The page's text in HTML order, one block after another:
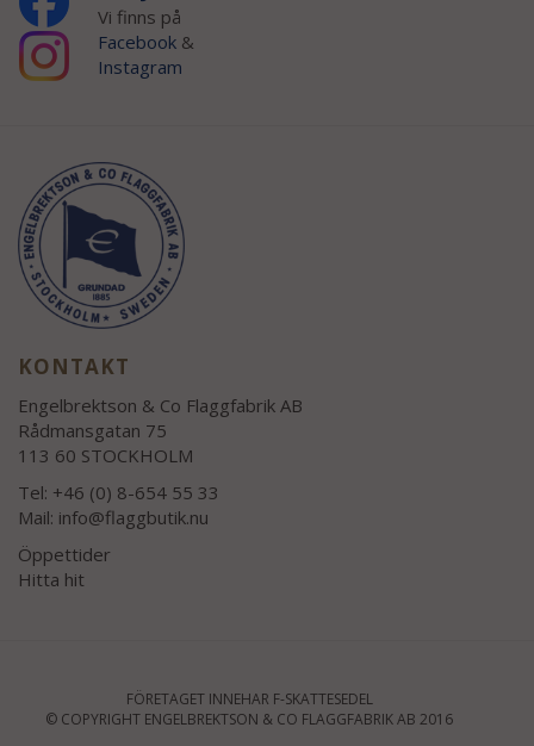
Vi finns på
Facebook&
Instagram
KONTAKT
Engelbrektson & Co Flaggfabrik AB
Rådmansgatan 75
113 60 STOCKHOLM
Tel: +46 (0) 8-654 55 33
Mail: info@flaggbutik.nu
Öppettider
Hitta hit
FÖRETAGET INNEHAR F-SKATTESEDEL
© COPYRIGHT ENGELBREKTSON & CO FLAGGFABRIK AB 2016